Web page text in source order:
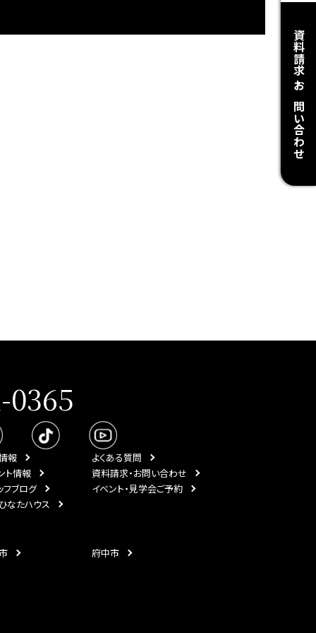
0365
報
ト情報
フブログ
なたハウス
よくある質問
資料請求・お問い合わせ
イベント・見学会ご予約
府中市
資料請求・お問い合わせ